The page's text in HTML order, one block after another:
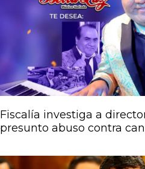
Fiscalía investiga a
presunto abuso contra